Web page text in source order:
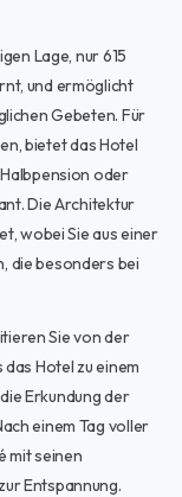
Lage, nur 615
und ermöglicht
Gebeten. Für
bietet das Hotel
oder
Die Architektur
wobei Sie aus einer
die besonders bei
Sie von der
Hotel zu einem
Erkundung der
einem Tag voller
mit seinen
Entspannung.